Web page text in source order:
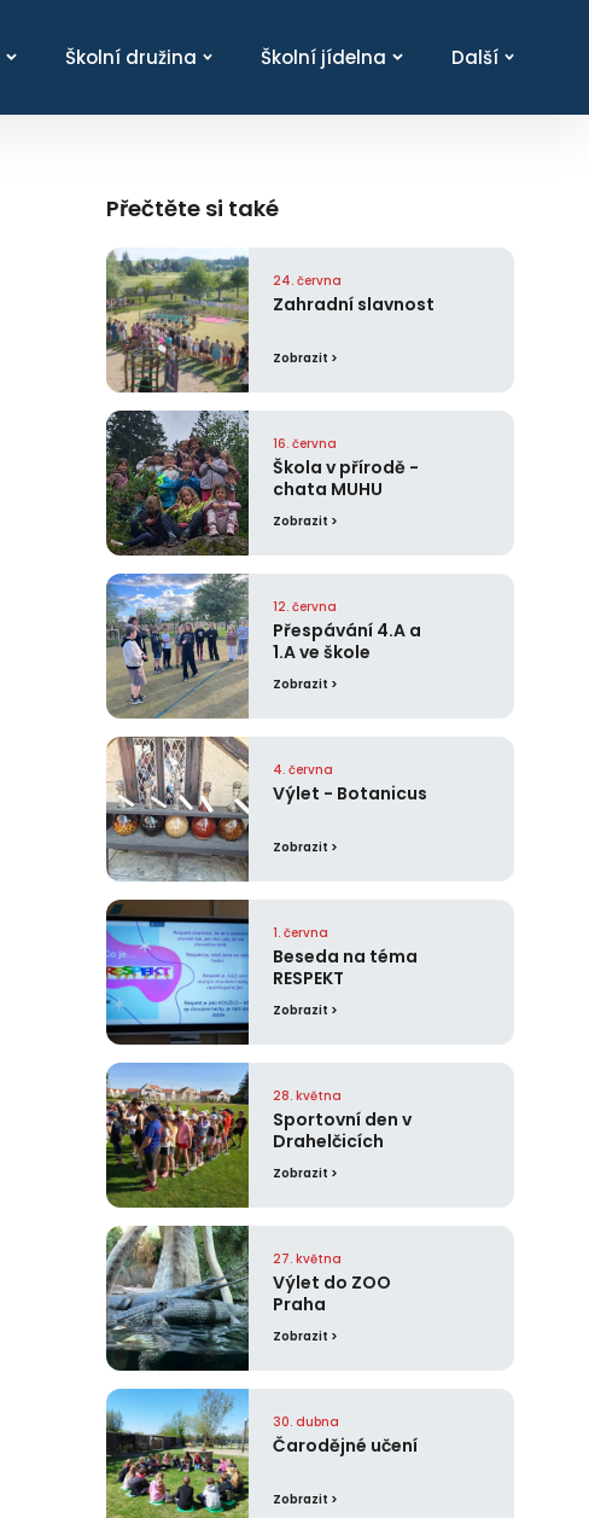
Školní družina Školní jídelna Další
Přečtěte si také
24. června
Zahradní slavnost
Zobrazit >
16. června
Škola v přírodě -
chata MUHU
Zobrazit >
12. června
Přespávání 4.A a
1.A ve škole
Zobrazit >
4. června
Výlet - Botanicus
Zobrazit >
1. června
Beseda na téma
RESPEKT
Zobrazit >
28. května
Sportovní den v
Drahelčicích
Zobrazit >
27. května
Výlet do ZOO
Praha
Zobrazit >
30. dubna
Čarodějné učení
Zobrazit >